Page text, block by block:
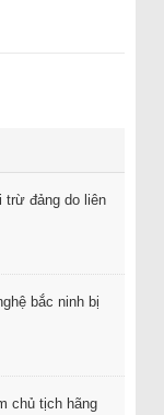
trừ đảng do liên
bắc ninh bị
chủ tịch hãng